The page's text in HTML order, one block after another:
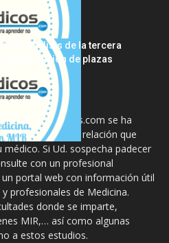
2026: análisis de la tercera
adjudicación de plazas
en CasiMedicos.com se ha
no substituir, la relación que
Si Ud. sospecha padecer
con un profesional
un portal web con información útil
profesionales de Medicina.
donde se imparte,
MIR,… así como algunas
a estos estudios.